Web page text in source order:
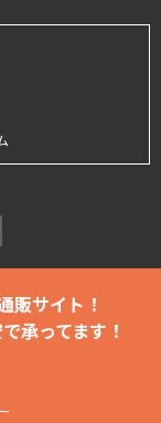
販サイト！
承ってます！